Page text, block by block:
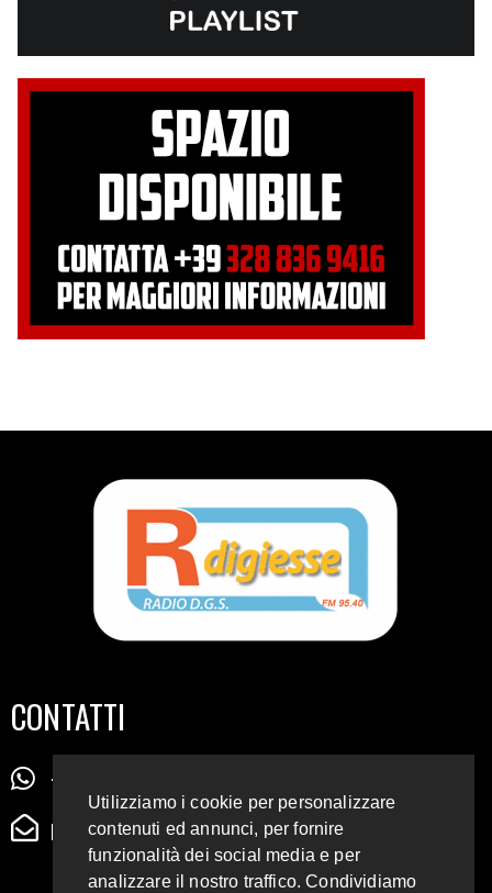
CONTATTI
+39 345 72 72 88 5
radiodigiesse@gmail.com
Utilizziamo i cookie per personalizzare
contenuti ed annunci, per fornire
funzionalità dei social media e per
analizzare il nostro traffico. Condividiamo